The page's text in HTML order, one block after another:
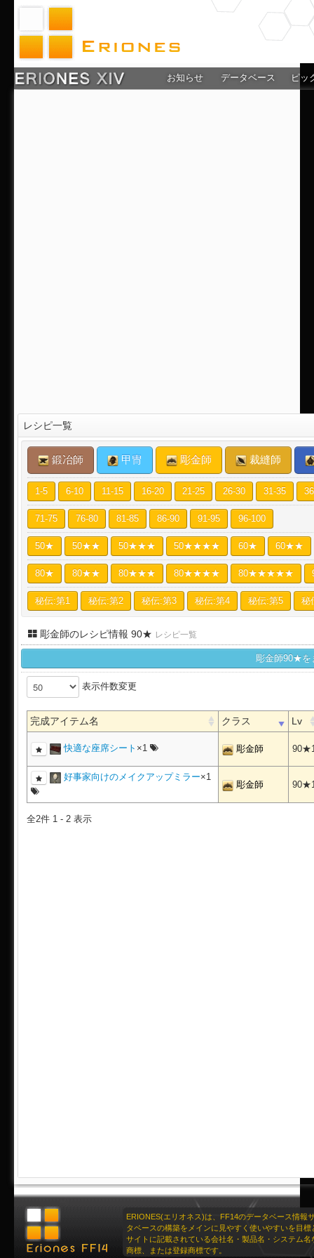
お知らせ データベース ピッ
レシピ一覧
鍛冶師 甲冑 彫金師 裁縫師
1-5 6-10 11-15 16-20 21-25 26-30 31-35
71-75 76-80 81-85 86-90 91-95 96-100
50★ 50★★ 50★★★ 50★★★★ 60★ 60★★
80★ 80★★ 80★★★ 80★★★★ 80★★★★★
秘伝:第1 秘伝:第2 秘伝:第3 秘伝:第4 秘伝:第5 秘
彫金師のレシピ情報 90★ レシピ一覧
彫金師90★を
表示件数変更
完成アイテム名 クラス Lv
快適な座席シート ×1 彫金師
好事家向けのメイクアップミラー×1
彫金師
全2件 1 - 2 表示
ERIONES(エリオネス)は、FF14のデータベース情報
タベースの構築をメインに見やすく使いやすいを目標
サイトに記載されている会社名・製品名・システム名
商標、または登録商標です。